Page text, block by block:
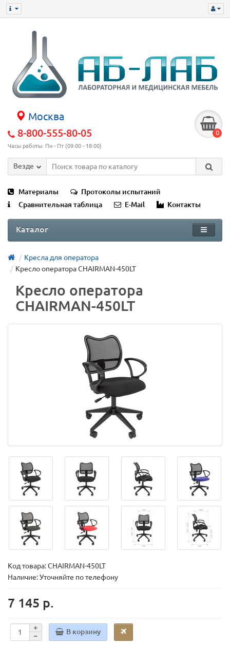
Москва
8-800-555-80-05
Часы работы: Пн - Пт (09:00 - 18:00)
0
Везде
Материалы
Протоколы испытаний
Сравнительная таблица
E-Mail Контакты
Каталог
Кресла для оператора
Кресло оператора CHAIRMAN-450LT
Кресло оператора
CHAIRMAN-450LT
Код товара:CHAIRMAN-450LT
Наличие: Уточняйте по телефону
7 145 р.
В корзину